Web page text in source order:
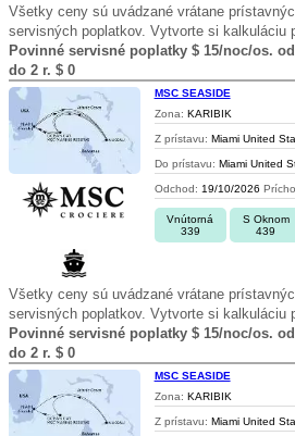
Všetky ceny sú uvádzané vrátane
servisných poplatkov. Vytvorte si kalkuláciu
Povinné servisné poplatky $ 15/noc/os.
do 2 r. $ 0
MSC SEASIDE
Zona: KARIBIK
Z prístavu: Miami United
Do prístavu: Miami United
Odchod: 19/10/2026
Vnútorná
339
S Oknom
439
Všetky ceny sú uvádzané vrátane
servisných poplatkov. Vytvorte si kalkuláciu
Povinné servisné poplatky $ 15/noc/os.
do 2 r. $ 0
MSC SEASIDE
Zona: KARIBIK
Z prístavu: Miami United